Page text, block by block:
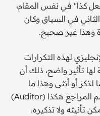
كذا" في نفس المقام،
في السياق وكان
وهذا غير صحيح.
لهذه التكرارات
لها تأثير واضح، ذلك أن
أو أنثى وهذا ما
يحاول النص تجنبه لهذا يستخدم اسم المراجع هكذا (Auditor)
تأنيثه ولا تذكيره.